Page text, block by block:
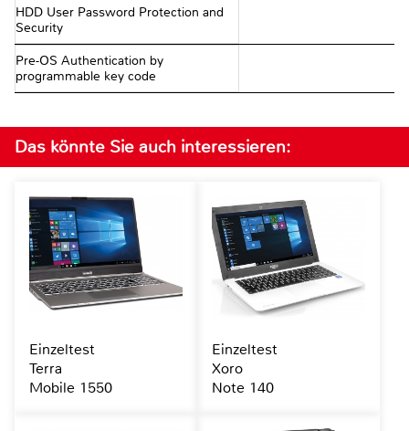
HDD User Password Protection and
Security
Pre-OS Authentication by
programmable key code
Das könnte Sie auch interessieren:
Einzeltest
Terra
Mobile 1550
Einzeltest
Xoro
Note 140